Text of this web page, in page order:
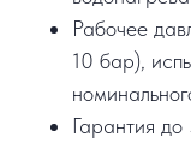
Рабочее
10 бар),
Гарантия до